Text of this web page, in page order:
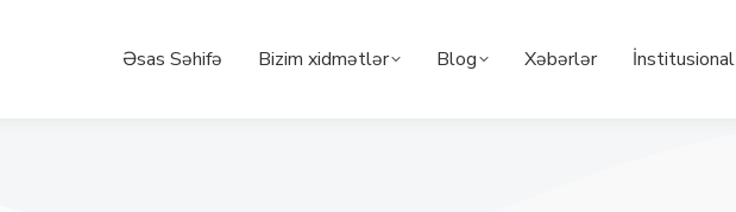
Əsas Səhifə Bizim xidmətlər Blog Xəbərlər İnstitusional